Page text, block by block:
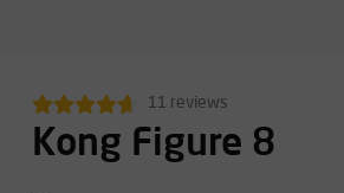
11 reviews
Kong Figure 8